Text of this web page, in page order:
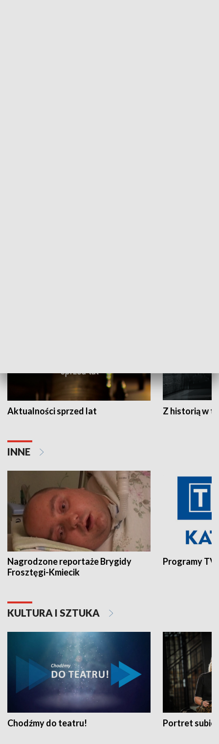
Aktualności sprzed lat Z historią w
INNE
Nagrodzone reportaże Brygidy
Frosztęgi-Kmiecik
Programy
KULTURA I SZTUKA
Chodźmy do teatru! Portret